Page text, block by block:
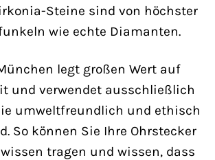
Steine sind von höchster
wie echte Diamanten.
legt großen Wert auf
und verwendet ausschließlich
umweltfreundlich und ethisch
So können Sie Ihre Ohrstecker
tragen und wissen, dass